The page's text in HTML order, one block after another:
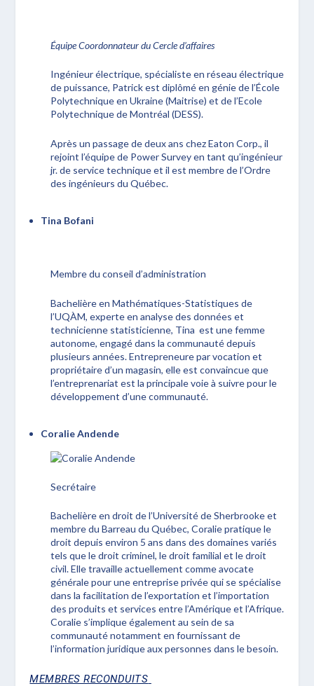
Équipe Coordonnateur du Cercle d’affaires
Ingénieur électrique, spécialiste en réseau électrique
de puissance, Patrick est diplômé en génie de l’École
Polytechnique en Ukraine (Maitrise) et de l’Ecole
Polytechnique de Montréal (DESS).
Après un passage de deux ans chez Eaton Corp., il
rejoint l’équipe de Power Survey en tant qu’ingénieur
jr. de service technique et il est membre de l’Ordre
des ingénieurs du Québec.
Tina Bofani
Membre du conseil d’administration
Bachelière en Mathématiques-Statistiques de
l’UQÀM, experte en analyse des données et
technicienne statisticienne, Tina est une femme
autonome, engagé dans la communauté depuis
plusieurs années. Entrepreneure par vocation et
propriétaire d’un magasin, elle est convaincue que
l’entreprenariat est la principale voie à suivre pour le
développement d’une communauté.
Coralie Andende
Secrétaire
Bachelière en droit de l’Université de Sherbrooke et
membre du Barreau du Québec, Coralie pratique le
droit depuis environ 5 ans dans des domaines variés
tels que le droit criminel, le droit familial et le droit
civil. Elle travaille actuellement comme avocate
générale pour une entreprise privée qui se spécialise
dans la facilitation de l’exportation et l’importation
des produits et services entre l’Amérique et l’Afrique.
Coralie s’implique également au sein de sa
communauté notamment en fournissant de
l’information juridique aux personnes dans le besoin.
MEMBRES RECONDUITS